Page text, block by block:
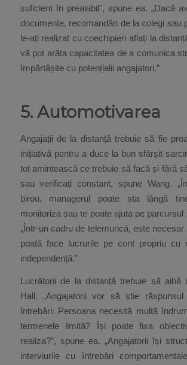
suficient în prealabil”, spune ea. „Dacă
documente, recomandări de la colegi sau
le-ați realizat cu coechipieri aflați la
vă pot arăta capacitatea de a comunica
împărtășite cu potențialii angajatori.”
5. Automotivarea
Angajații de la distanță trebuie să fie
inițiativă pentru a duce la bun sfârșit
tot amintească ce trebuie să facă și fără
sau verificați constant, spune Wang.
birou, managerul poate sta lângă
monitoriza sau te poate ajuta pe parcursul
„Într-un cadru de telemuncă, este
poată face lucrurile pe cont propriu cu
independență.”
Lucrătorii de la distanță trebuie să aibă
Hall. „Angajatorii vor să știe răspunsul
întrebări: Persoana necesită multă
termenele limită? Își poate fixa
realiza?”, spune ea. „Angajatorii își
interviurile cu întrebări